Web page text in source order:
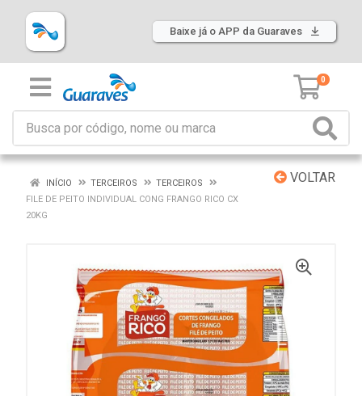
Baixe já o APP da Guaraves
0
VOLTAR
INÍCIO TERCEIROS
TERCEIROS
FILE DE PEITO INDIVIDUAL CONG FRANGO RICO CX
20KG